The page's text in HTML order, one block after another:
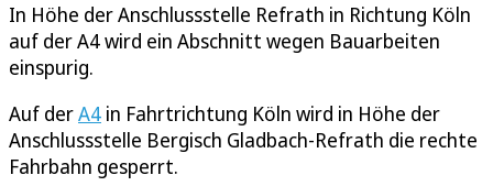
In Höhe der Anschlussstelle Refrath in Richtung Köln
auf der A4 wird ein Abschnitt wegen Bauarbeiten
einspurig.
Auf derA4 in Fahrtrichtung Köln wird in Höhe der
Anschlussstelle Bergisch Gladbach-Refrath die rechte
Fahrbahn gesperrt.